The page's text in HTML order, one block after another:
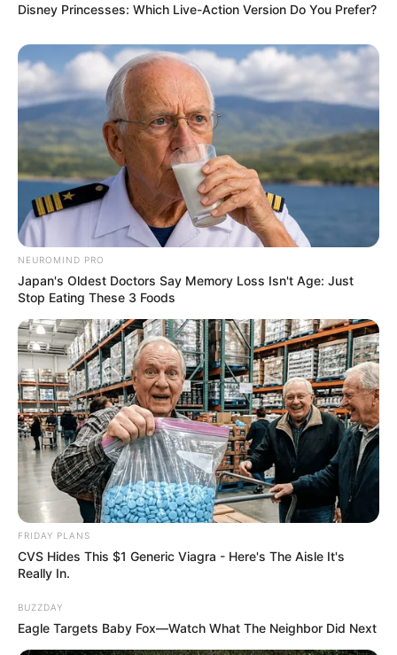
Disney Princesses: Which Live-Action Version Do You Prefer?
NEUROMIND PRO
Japan's Oldest Doctors Say Memory Loss Isn't Age: Just
Stop Eating These 3 Foods
FRIDAY PLANS
CVS Hides This $1 Generic Viagra - Here's The Aisle It's
Really In.
BUZZDAY
Eagle Targets Baby Fox—Watch What The Neighbor Did Next